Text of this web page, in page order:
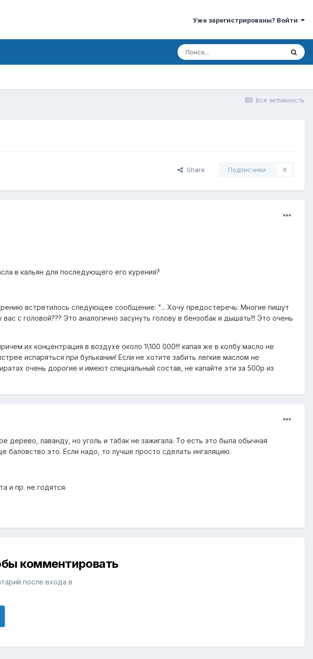
Уже зарегистрированы? Войти
Вся активность
Share Подписчики 0
в кальян для последующего его курения?
встретилось следующее сообщение: "... Хочу предостеречь: Многие пишут
с головой??? Это аналогично засунуть голову в бензобак и дышать!!! Это очень
их концентрация в воздухе около 1\100 000!!! капая же в колбу масло не
испаряться при булькании! Если не хотите забить легкие маслом не
очень дорогие и имеют специальный состав, не капайте эти за 500р из
дерево, лаванду, но уголь и табак не зажигала. То есть это была обычная
баловство это. Если надо, то лучше просто сделать ингаляцию.
и пр. не годятся.
комментировать
после входа в